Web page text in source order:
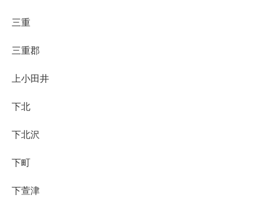
三重
三重郡
上小田井
下北
下北沢
下町
下萱津